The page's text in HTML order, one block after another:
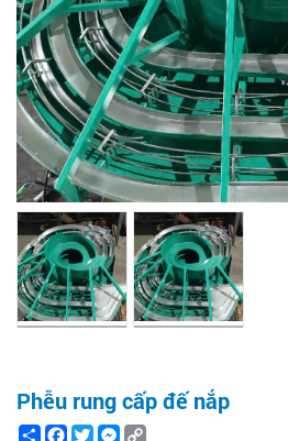
Phễu rung cấp đế nắp
ShareFacebook
TwitterMessenger